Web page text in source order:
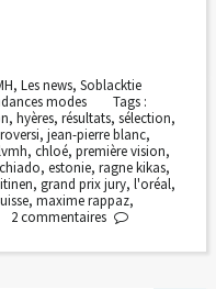
, Les news, Soblacktie
modes
Tags :
, hyères, résultats, sélection,
, jean-pierre blanc,
, chloé, première vision,
, estonie, ragne kikas,
, grand prix jury, l'oréal,
, maxime rappaz,
2commentaires